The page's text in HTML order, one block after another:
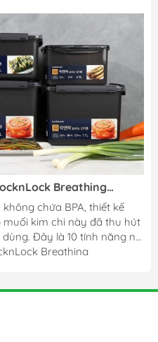
Breathing
chứa BPA, thiết kế
kim chi này đã thu hút
Đây là 10 tính năng nổi
Breathing